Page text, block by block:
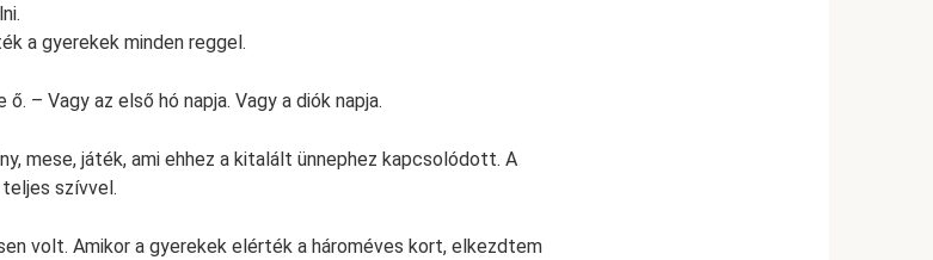
a gyerekek minden reggel.
– Vagy az első hó napja. Vagy a diók napja.
mese, játék, ami ehhez a kitalált ünnephez kapcsolódott. A
szívvel.
volt. Amikor a gyerekek elérték a hároméves kort, elkezdtem